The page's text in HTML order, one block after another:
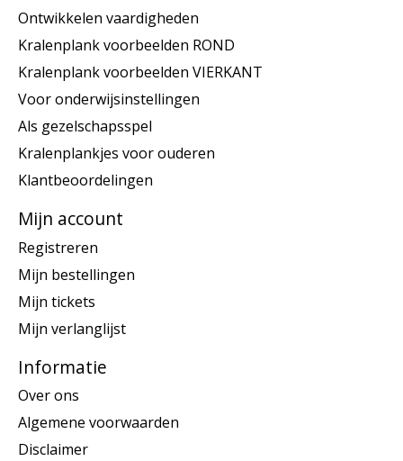
Ontwikkelen vaardigheden
Kralenplank voorbeelden ROND
Kralenplank voorbeelden VIERKANT
Voor onderwijsinstellingen
Als gezelschapsspel
Kralenplankjes voor ouderen
Klantbeoordelingen
Mijn account
Registreren
Mijn bestellingen
Mijn tickets
Mijn verlanglijst
Informatie
Over ons
Algemene voorwaarden
Disclaimer